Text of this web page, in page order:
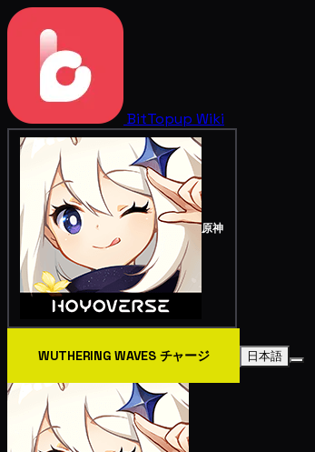
BitTopup Wiki
原神
WUTHERING WAVES チャージ 日本語